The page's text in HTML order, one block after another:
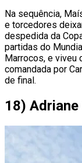
Na sequência,
e torcedores
despedida da
partidas do
Marrocos, e viveu
comandada por
de final.
18)